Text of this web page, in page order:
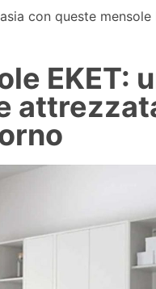
con queste mensole
EKET: